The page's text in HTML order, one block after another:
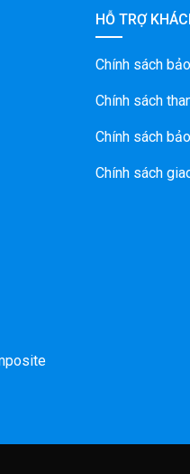
HỖ TRỢ
Chính sách
Chính sách
Chính sách
Chính sách